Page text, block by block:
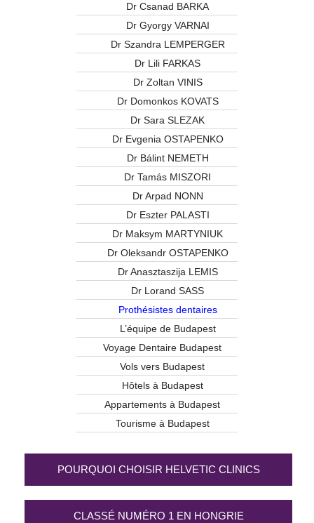
Dr Csanad BARKA
Dr Gyorgy VARNAI
Dr Szandra LEMPERGER
Dr Lili FARKAS
Dr Zoltan VINIS
Dr Domonkos KOVATS
Dr Sara SLEZAK
Dr Evgenia OSTAPENKO
Dr Bálint NEMETH
Dr Tamás MISZORI
Dr Arpad NONN
Dr Eszter PALASTI
Dr Maksym MARTYNIUK
Dr Oleksandr OSTAPENKO
Dr Anasztaszija LEMIS
Dr Lorand SASS
Prothésistes dentaires
L’équipe de Budapest
Voyage Dentaire Budapest
Vols vers Budapest
Hôtels à Budapest
Appartements à Budapest
Tourisme à Budapest
POURQUOI CHOISIR HELVETIC CLINICS
CLASSÉ NUMÉRO 1 EN HONGRIE